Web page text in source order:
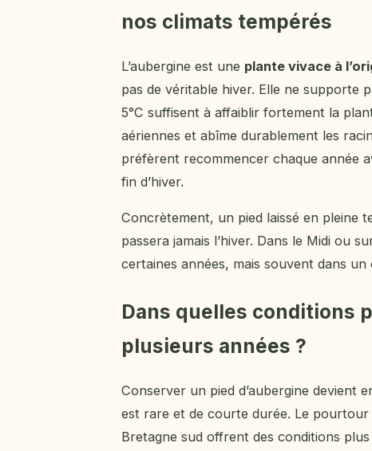
nos climats tempérés
L’aubergine est une plante vivace à
pas de véritable hiver. Elle ne supporte
5°C suffisent à affaiblir fortement la
aériennes et abîme durablement les
préfèrent recommencer chaque année
fin d’hiver.
Concrètement, un pied laissé en pleine
passera jamais l’hiver. Dans le Midi ou
certaines années, mais souvent dans
Dans quelles conditions
plusieurs années ?
Conserver un pied d’aubergine devient
est rare et de courte durée. Le
Bretagne sud offrent des conditions